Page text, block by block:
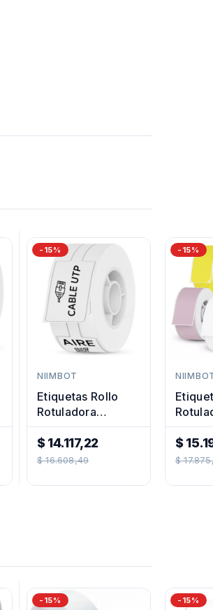
-15%
NIIMBOT
Etiquetas Rollo
Rotuladora
Impresora
Termica 12x35mm
Cable
$ 14.117,22
Precio
$ 16.608,49
-15%
$
$
-15% -15%